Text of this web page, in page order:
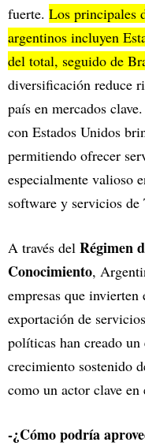
fuerte. Los principales
argentinos incluyen
del total, seguido de
diversificación reduce
país en mercados
con Estados Unidos
permitiendo ofrecer
especialmente valioso
software y servicios de
A través del Régimen
Conocimiento,
empresas que
exportación de
políticas han creado
crecimiento sostenido
como un actor clave
-¿Cómo podría